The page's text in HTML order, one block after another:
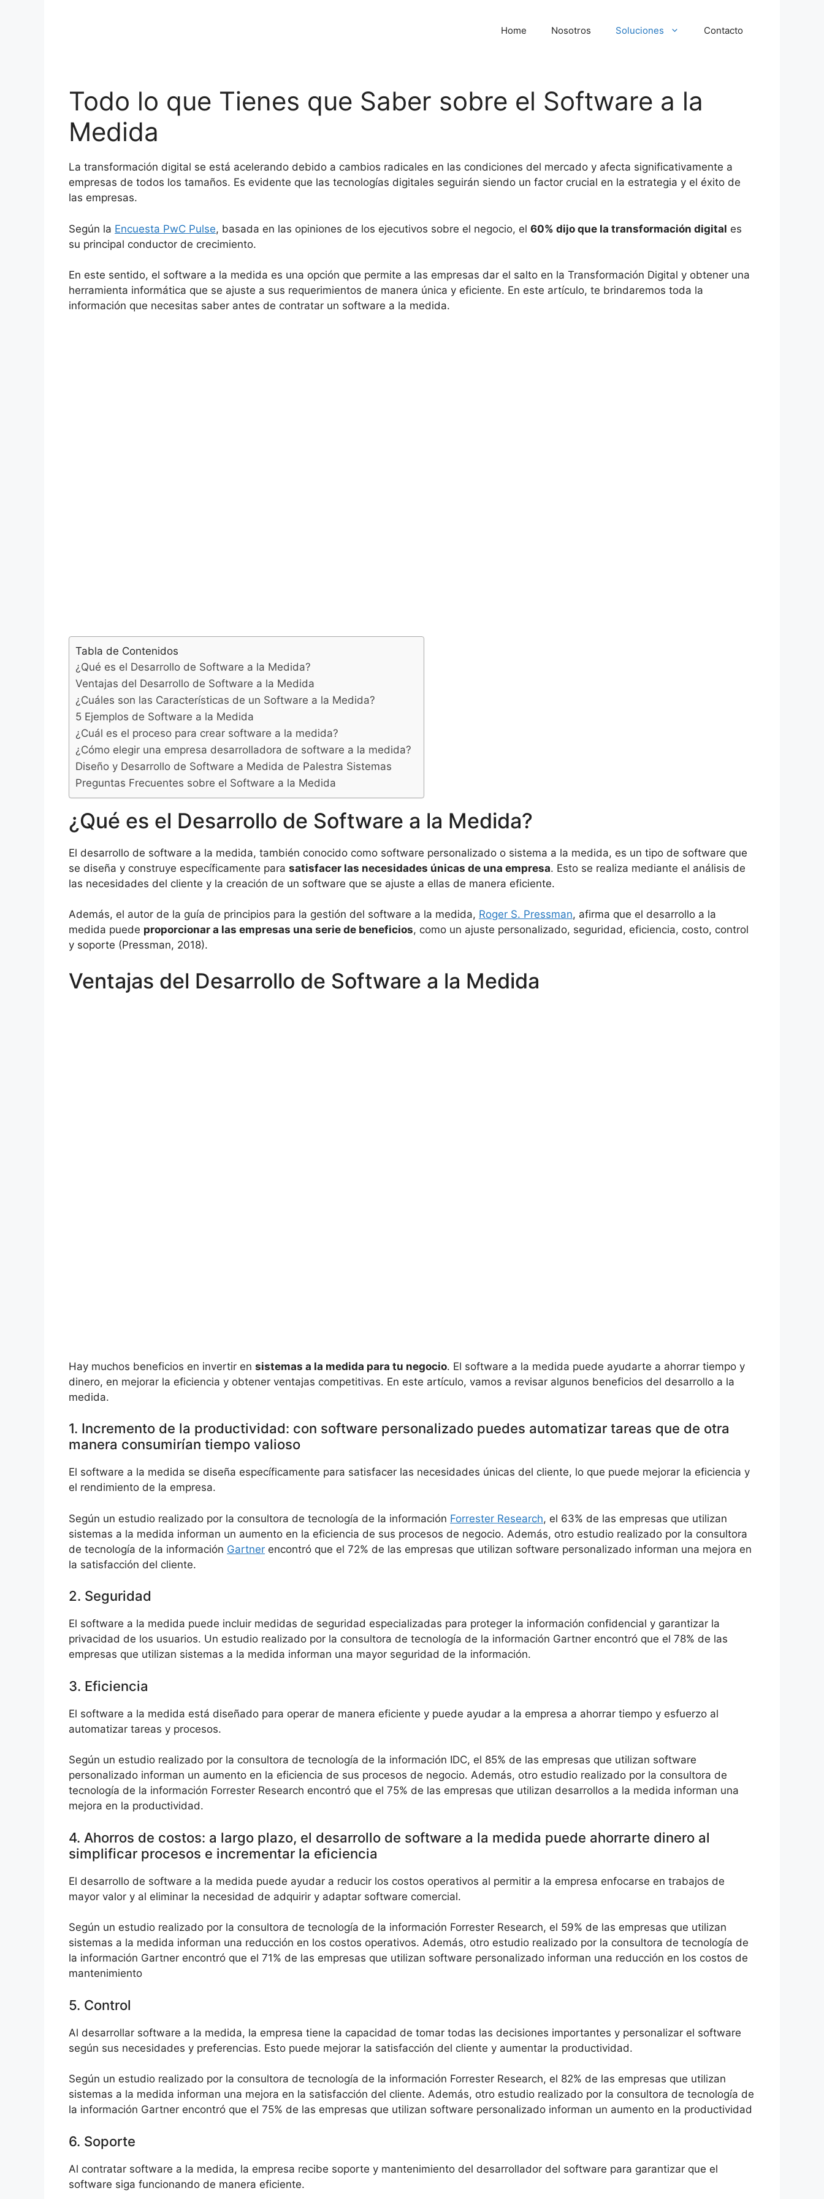
Home Nosotros Soluciones Contacto
Todo lo que Tienes que Saber sobre el Software a la
Medida
La transformación digital se está acelerando debido a cambios radicales en las condiciones del mercado y afecta significativamente a
empresas de todos los tamaños. Es evidente que las tecnologías digitales seguirán siendo un factor crucial en la estrategia y el éxito de
las empresas.
Según la Encuesta PwC Pulse, basada en las opiniones de los ejecutivos sobre el negocio, el 60% dijo que la transformación digital es
su principal conductor de crecimiento.
En este sentido, el software a la medida es una opción que permite a las empresas dar el salto en la Transformación Digital y obtener una
herramienta informática que se ajuste a sus requerimientos de manera única y eficiente. En este artículo, te brindaremos toda la
información que necesitas saber antes de contratar un software a la medida.
Tabla de Contenidos
¿Qué es el Desarrollo de Software a la Medida?
Ventajas del Desarrollo de Software a la Medida
¿Cuáles son las Características de un Software a la Medida?
5 Ejemplos de Software a la Medida
¿Cuál es el proceso para crear software a la medida?
¿Cómo elegir una empresa desarrolladora de software a la medida?
Diseño y Desarrollo de Software a Medida de Palestra Sistemas
Preguntas Frecuentes sobre el Software a la Medida
¿Qué es el Desarrollo de Software a la Medida?
El desarrollo de software a la medida, también conocido como software personalizado o sistema a la medida, es un tipo de software que
se diseña y construye específicamente para satisfacer las necesidades únicas de una empresa. Esto se realiza mediante el análisis de
las necesidades del cliente y la creación de un software que se ajuste a ellas de manera eficiente.
Además, el autor de la guía de principios para la gestión del software a la medida, Roger S. Pressman, afirma que el desarrollo a la
medida puede proporcionar a las empresas una serie de beneficios, como un ajuste personalizado, seguridad, eficiencia, costo, control
y soporte (Pressman, 2018).
Ventajas del Desarrollo de Software a la Medida
Hay muchos beneficios en invertir en sistemas a la medida para tu negocio. El software a la medida puede ayudarte a ahorrar tiempo y
dinero, en mejorar la eficiencia y obtener ventajas competitivas. En este artículo, vamos a revisar algunos beneficios del desarrollo a la
medida.
1. Incremento de la productividad: con software personalizado puedes automatizar tareas que de otra
manera consumirían tiempo valioso
El software a la medida se diseña específicamente para satisfacer las necesidades únicas del cliente, lo que puede mejorar la eficiencia y
el rendimiento de la empresa.
Según un estudio realizado por la consultora de tecnología de la información Forrester Research, el 63% de las empresas que utilizan
sistemas a la medida informan un aumento en la eficiencia de sus procesos de negocio. Además, otro estudio realizado por la consultora
de tecnología de la información Gartner encontró que el 72% de las empresas que utilizan software personalizado informan una mejora en
la satisfacción del cliente.
2. Seguridad
El software a la medida puede incluir medidas de seguridad especializadas para proteger la información confidencial y garantizar la
privacidad de los usuarios. Un estudio realizado por la consultora de tecnología de la información Gartner encontró que el 78% de las
empresas que utilizan sistemas a la medida informan una mayor seguridad de la información.
3. Eficiencia
El software a la medida está diseñado para operar de manera eficiente y puede ayudar a la empresa a ahorrar tiempo y esfuerzo al
automatizar tareas y procesos.
Según un estudio realizado por la consultora de tecnología de la información IDC, el 85% de las empresas que utilizan software
personalizado informan un aumento en la eficiencia de sus procesos de negocio. Además, otro estudio realizado por la consultora de
tecnología de la información Forrester Research encontró que el 75% de las empresas que utilizan desarrollos a la medida informan una
mejora en la productividad.
4. Ahorros de costos: a largo plazo, el desarrollo de software a la medida puede ahorrarte dinero al
simplificar procesos e incrementar la eficiencia
El desarrollo de software a la medida puede ayudar a reducir los costos operativos al permitir a la empresa enfocarse en trabajos de
mayor valor y al eliminar la necesidad de adquirir y adaptar software comercial.
Según un estudio realizado por la consultora de tecnología de la información Forrester Research, el 59% de las empresas que utilizan
sistemas a la medida informan una reducción en los costos operativos. Además, otro estudio realizado por la consultora de tecnología de
la información Gartner encontró que el 71% de las empresas que utilizan software personalizado informan una reducción en los costos de
mantenimiento
5. Control
Al desarrollar software a la medida, la empresa tiene la capacidad de tomar todas las decisiones importantes y personalizar el software
según sus necesidades y preferencias. Esto puede mejorar la satisfacción del cliente y aumentar la productividad.
Según un estudio realizado por la consultora de tecnología de la información Forrester Research, el 82% de las empresas que utilizan
sistemas a la medida informan una mejora en la satisfacción del cliente. Además, otro estudio realizado por la consultora de tecnología de
la información Gartner encontró que el 75% de las empresas que utilizan software personalizado informan un aumento en la productividad
6. Soporte
Al contratar software a la medida, la empresa recibe soporte y mantenimiento del desarrollador del software para garantizar que el
software siga funcionando de manera eficiente.